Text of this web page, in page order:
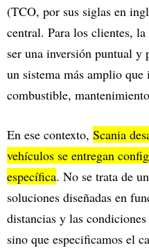
(TCO, por sus siglas en
central. Para los clientes,
ser una inversión puntual y
un sistema más amplio
combustible,
En ese contexto, Scania
vehículos se entregan
específica. No se trata de
soluciones diseñadas en
distancias y las
sino que especificamos el